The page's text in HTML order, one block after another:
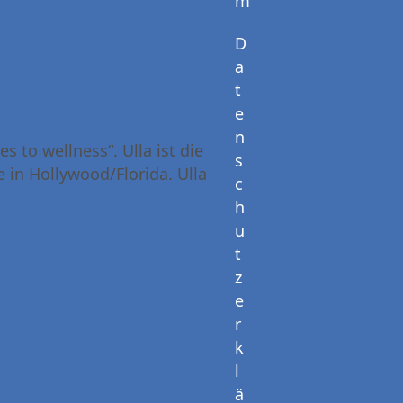
to wellness“. Ulla ist die
in Hollywood/Florida. Ulla
D
a
t
e
n
s
c
h
u
t
z
e
r
k
l
ä